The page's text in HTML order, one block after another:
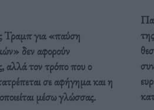
Τραμπ για «παύση
δεν αφορούν
αλλά τον τρόπο που ο
σε αφήγημα και η
μέσω γλώσσας.